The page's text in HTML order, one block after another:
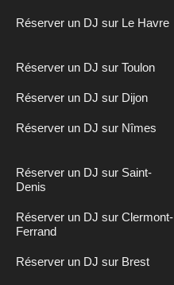
Réserver un DJ sur Le Havre
Réserver un DJ sur Toulon
Réserver un DJ sur Dijon
Réserver un DJ sur Nîmes
Réserver un DJ sur Saint-
Denis
Réserver un DJ sur Clermont-
Ferrand
Réserver un DJ sur Brest